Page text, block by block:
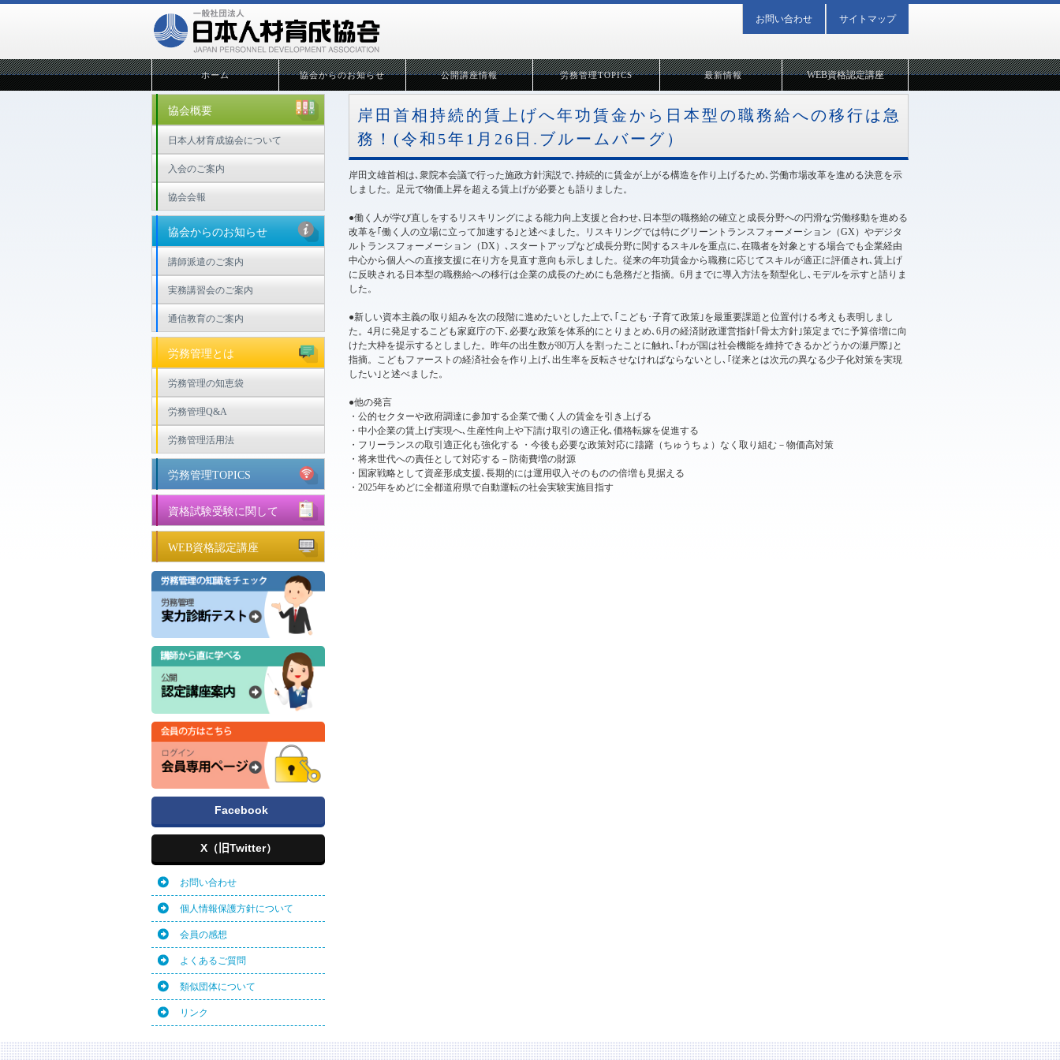
ホーム 協会からのお知らせ 公開講座情報 労務管理TOPICS 最新情報
岸田首相持続的賃上げへ年功賃金から日本型の職務給への移行は急
務！(令和5年1月26日.ブルームバーグ）
岸田文雄首相は､衆院本会議で行った施政方針演説で､持続的に賃金が上がる構造を作り上げるため､労働市場改革を進める決意を示
しました。足元で物価上昇を超える賃上げが必要とも語りました。
●働く人が学び直しをするリスキリングによる能力向上支援と合わせ､日本型の職務給の確立と成長分野への円滑な労働移動を進める
改革を｢働く人の立場に立って加速する｣と述べました。リスキリングでは特にグリーントランスフォーメーション（GX）やデジタ
ルトランスフォーメーション（DX）､スタートアップなど成長分野に関するスキルを重点に､在職者を対象とする場合でも企業経由
中心から個人への直接支援に在り方を見直す意向も示しました。従来の年功賃金から職務に応じてスキルが適正に評価され､賃上げ
に反映される日本型の職務給への移行は企業の成長のためにも急務だと指摘。6月までに導入方法を類型化し､モデルを示すと語りま
した。
●新しい資本主義の取り組みを次の段階に進めたいとした上で､｢こども･子育て政策｣を最重要課題と位置付ける考えも表明しまし
た。4月に発足するこども家庭庁の下､必要な政策を体系的にとりまとめ､6月の経済財政運営指針｢骨太方針｣策定までに予算倍増に向
けた大枠を提示するとしました。昨年の出生数が80万人を割ったことに触れ､｢わが国は社会機能を維持できるかどうかの瀬戸際｣と
指摘。こどもファーストの経済社会を作り上げ､出生率を反転させなければならないとし､｢従来とは次元の異なる少子化対策を実現
したい｣と述べました。
●他の発言
・公的セクターや政府調達に参加する企業で働く人の賃金を引き上げる
・中小企業の賃上げ実現へ､生産性向上や下請け取引の適正化､価格転嫁を促進する
・フリーランスの取引適正化も強化する ・今後も必要な政策対応に躊躇（ちゅうちょ）なく取り組む－物価高対策
・将来世代への責任として対応する－防衛費増の財源
・国家戦略として資産形成支援､長期的には運用収入そのものの倍増も見据える
・2025年をめどに全都道府県で自動運転の社会実験実施目指す
WEB資格認定講座
協会概要
日本人材育成協会について
入会のご案内
協会会報
協会からのお知らせ
講師派遣のご案内
実務講習会のご案内
通信教育のご案内
労務管理とは
労務管理の知恵袋
労務管理Q&A
労務管理活用法
労務管理TOPICS
資格試験受験に関して
WEB資格認定講座
お問い合わせ サイトマップ
Facebook
X（旧Twitter）
お問い合わせ
個人情報保護方針について
会員の感想
よくあるご質問
類似団体について
リンク